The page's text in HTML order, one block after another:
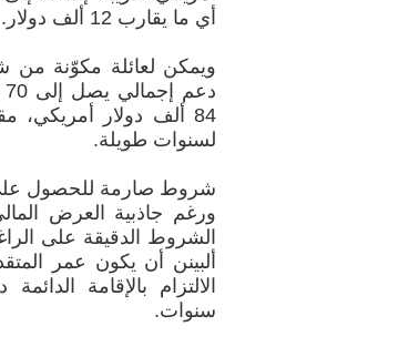
أي ما يقارب 12 ألف دولار.
ويمكن لعائلة مكوّنة
84 ألف دولار أمريكي،
لسنوات طويلة.
شروط صارمة للحصول
ورغم جاذبية العرض
الشروط الدقيقة على
الالتزام بالإقامة
سنوات.